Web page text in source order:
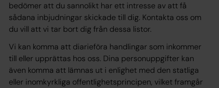
bedömer att du sannolikt har ett intresse av att få
sådana inbjudningar skickade till dig. Kontakta oss om
du vill att vi tar bort dig från dessa listor.
Vi kan komma att diarieföra handlingar som inkommer
till eller upprättas hos oss. Dina personuppgifter kan
även komma att lämnas ut i enlighet med den statliga
eller inomkyrkliga offentlighetsprincipen, vilket framgår